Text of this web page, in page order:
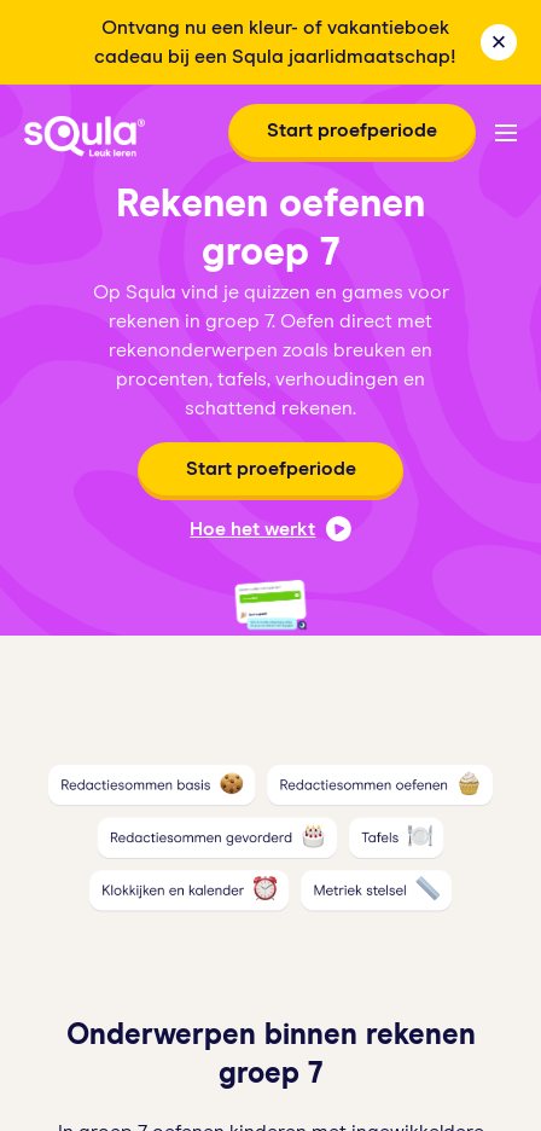
Ontvang nu een kleur- of vakantieboek
cadeau bij een Squla jaarlidmaatschap!
Start proefperiode
Rekenen oefenen
groep 7
Op Squla vind je quizzen en games voor
rekenen in groep 7. Oefen direct met
rekenonderwerpen zoals breuken en
procenten, tafels, verhoudingen en
schattend rekenen.
Start proefperiode
Hoe het werkt
Onderwerpen binnen rekenen
groep 7